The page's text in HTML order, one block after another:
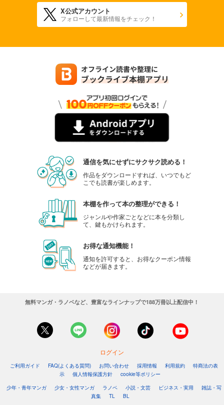
X公式アカウント
フォローして最新情報をチェック！
通信を気にせずにサクサク読める！
作品をダウンロードすれば、いつでもど
こでも読書が楽しめます。
本棚を作って本の整理ができる！
ジャンルや作家ごとなどに本を分類し
て、鍵もかけられます。
お得な通知機能！
通知を許可すると、お得なクーポン情報
などが届きます。
無料マンガ・ラノベなど、豊富なラインナップで188万冊以上配信中！
ログイン
ご利用ガイド FAQ(よくある質問) お問い合わせ 採用情報 利用規約
特商法の表
示
個人情報保護方針
cookie等ポリシー
少年・青年マンガ
少女・女性マンガ ラノベ 小説・文芸 ビジネス・実用
雑誌・写
真集
TL BL